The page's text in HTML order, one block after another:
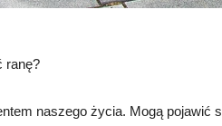
ranę?
naszego życia. Mogą pojawić